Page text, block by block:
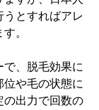
とすればアレ
。
で、脱毛効果に
位や毛の状態に
の出力で回数の